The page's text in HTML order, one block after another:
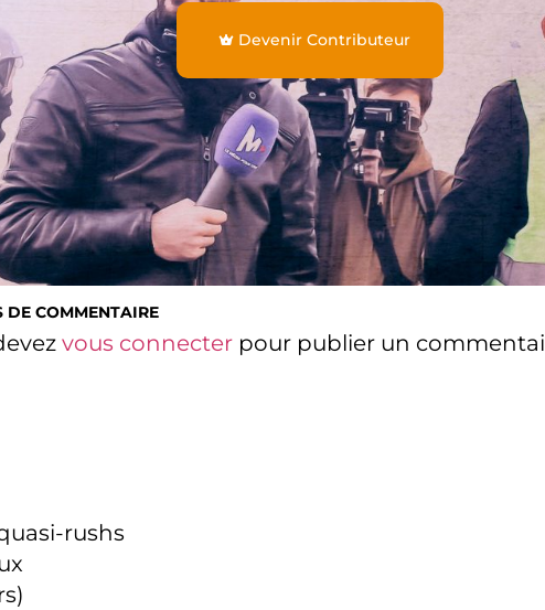
Devenir Contributeur
DE COMMENTAIRE
vous connecter pour publier un
rushs